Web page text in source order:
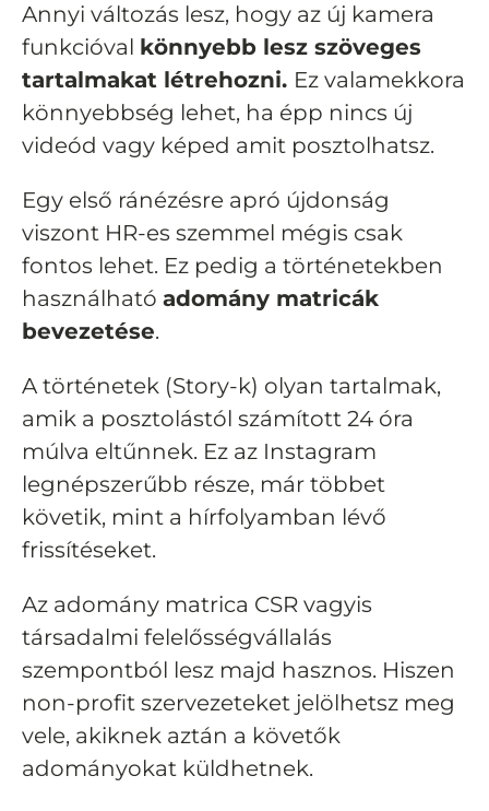
Annyi változás lesz, hogy az új kamera
funkcióval könnyebb lesz szöveges
tartalmakat létrehozni. Ez valamekkora
könnyebbség lehet, ha épp nincs új
videód vagy képed amit posztolhatsz.
Egy első ránézésre apró újdonság
viszont HR-es szemmel mégis csak
fontos lehet. Ez pedig a történetekben
használható adomány matricák
bevezetése.
A történetek (Story-k) olyan tartalmak,
amik a posztolástól számított 24 óra
múlva eltűnnek. Ez az Instagram
legnépszerűbb része, már többet
követik, mint a hírfolyamban lévő
frissítéseket.
Az adomány matrica CSR vagyis
társadalmi felelősségvállalás
szempontból lesz majd hasznos. Hiszen
non-profit szervezeteket jelölhetsz meg
vele, akiknek aztán a követők
adományokat küldhetnek.